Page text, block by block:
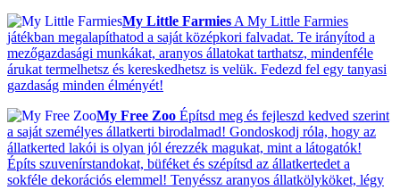
My Little Farmies A My Little Farmies
játékban megalapíthatod a saját középkori falvadat. Te irányítod a
mezőgazdasági munkákat, aranyos állatokat tarthatsz, mindenféle
árukat termelhetsz és kereskedhetsz is velük. Fedezd fel egy tanyasi
gazdaság minden élményét!
My Free Zoo Építsd meg és fejleszd kedved szerint
a saját személyes állatkerti birodalmad! Gondoskodj róla, hogy az
állatkerted lakói is olyan jól érezzék magukat, mint a látogatók!
Építs szuvenírstandokat, büféket és szépítsd az állatkertedet a
sokféle dekorációs elemmel! Tenyéssz aranyos állatkölyköket, légy